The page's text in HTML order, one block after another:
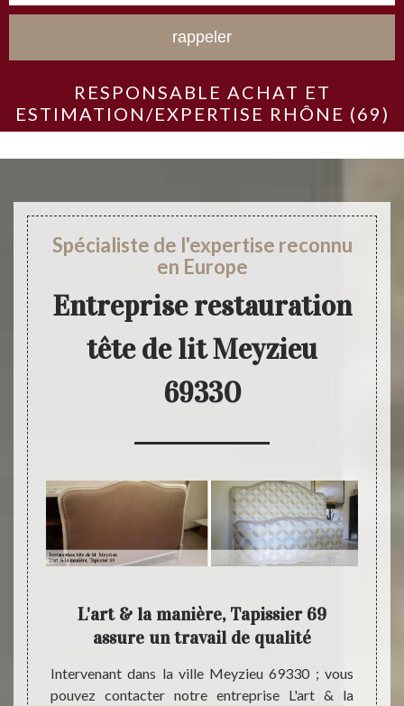
RESPONSABLE ACHAT ET
ESTIMATION/EXPERTISE RHÔNE (69)
Spécialiste de l'expertise reconnu
en Europe
Entreprise restauration
tête de lit Meyzieu
69330
de
L'art & la manière, Tapissier 69
assure un travail de qualité
Intervenant dans la ville Meyzieu 69330 ; vous
pouvez contacter notre entreprise L'art & la